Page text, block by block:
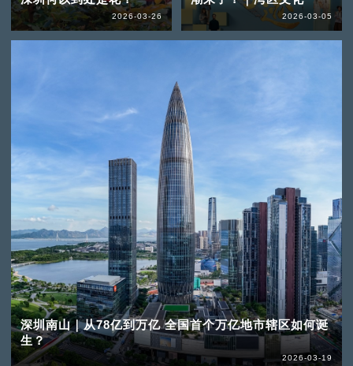
2026-03-26
深圳南山｜从78亿到万亿 全国首个万亿地市辖区如何诞
生？
2026-03-19
2026-03-05